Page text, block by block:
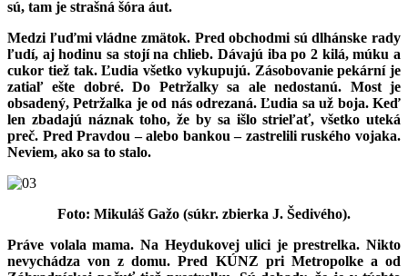
sú, tam je strašná šóra áut.
Medzi ľuďmi vládne zmätok. Pred obchodmi sú dlhánske rady
ľudí, aj hodinu sa stojí na chlieb. Dávajú iba po 2 kilá, múku a
cukor tiež tak. Ľudia všetko vykupujú. Zásobovanie pekární je
zatiaľ ešte dobré. Do Petržalky sa ale nedostanú. Most je
obsadený, Petržalka je od nás odrezaná. Ľudia sa už boja. Keď
len zbadajú náznak toho, že by sa išlo strieľať, všetko uteká
preč. Pred Pravdou – alebo bankou – zastrelili ruského vojaka.
Neviem, ako sa to stalo.
Foto: Mikuláš Gažo (súkr. zbierka J. Šedivého).
Práve volala mama. Na Heydukovej ulici je prestrelka. Nikto
nevychádza von z domu. Pred KÚNZ pri Metropolke a od